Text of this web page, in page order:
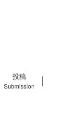
投稿
Submission